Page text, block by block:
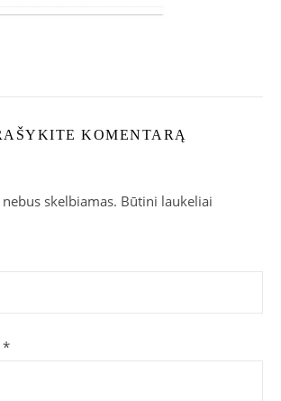
KOMENTARĄ
skelbiamas. Būtini laukeliai
*